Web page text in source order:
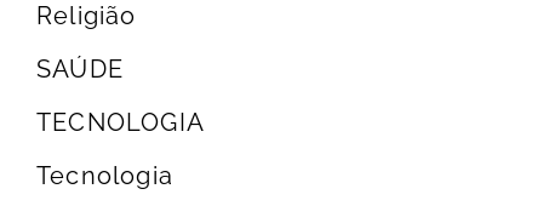
Religião
SAÚDE
TECNOLOGIA
Tecnologia